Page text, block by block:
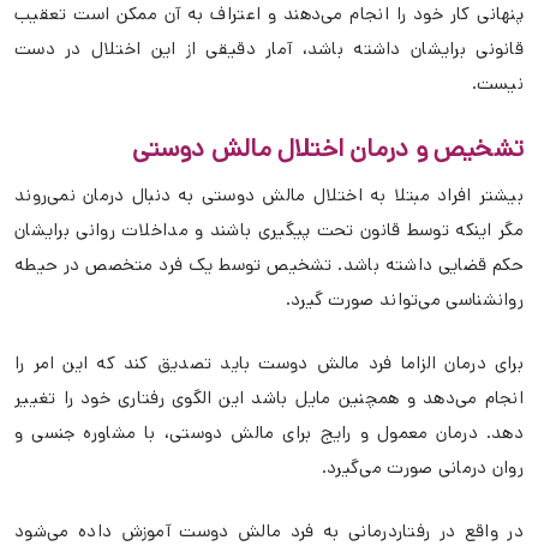
پنهانی کار خود را انجام می‌دهند و اعتراف به آن ممکن است تعقیب
قانونی برایشان داشته باشد، آمار دقیقی از این اختلال در دست
نیست.
تشخیص و درمان اختلال مالش دوستی
بیشتر افراد مبتلا به اختلال مالش دوستی به دنبال درمان نمی‌روند
مگر اینکه توسط قانون تحت پیگیری باشند و مداخلات روانی برایشان
حکم قضایی داشته باشد. تشخیص توسط یک فرد متخصص در حیطه
روانشناسی می‌تواند صورت گیرد.
برای درمان الزاما فرد مالش دوست باید تصدیق کند که این امر را
انجام می‌دهد و همچنین مایل باشد این الگوی رفتاری خود را تغییر
دهد. درمان معمول و رایج برای مالش دوستی، با مشاوره جنسی و
روان درمانی صورت می‌گیرد.
در واقع در رفتاردرمانی به فرد مالش دوست آموزش داده می‌شود